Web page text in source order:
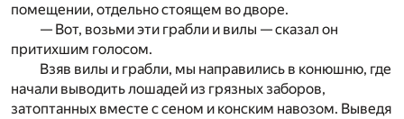
помещении, отдельно стоящем во дворе.
— Вот, возьми эти грабли и вилы — сказал он
притихшим голосом.
Взяв вилы и грабли, мы направились в конюшню, где
начали выводить лошадей из грязных заборов,
затоптанных вместе с сеном и конским навозом. Выведя